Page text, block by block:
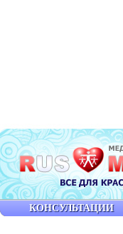
КОНСУЛЬТАЦИИ